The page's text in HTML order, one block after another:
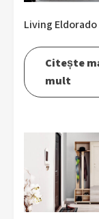
Living Eldorado
Citește
mult